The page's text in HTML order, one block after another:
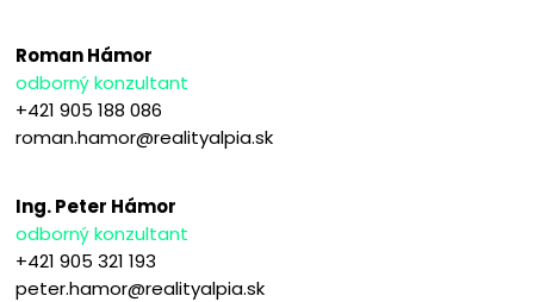
Roman Hámor
odborný konzultant
+421 905 188 086
roman.hamor@realityalpia.sk
Ing. Peter Hámor
odborný konzultant
+421 905 321 193
peter.hamor@realityalpia.sk